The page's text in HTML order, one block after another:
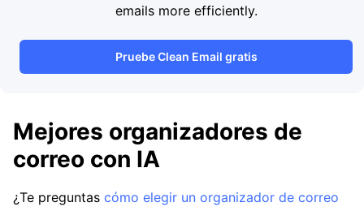
emails more efficiently.
Pruebe Clean Email gratis
Mejores organizadores de
correo con IA
¿Te preguntas cómo elegir un organizador de correo